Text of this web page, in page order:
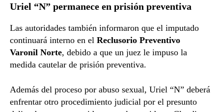
Uriel “N” permanece en prisión preventiva
Las autoridades también informaron que el imputado
continuará interno en el Reclusorio Preventivo
Varonil Norte, debido a que un juez le impuso la
medida cautelar de prisión preventiva.
Además del proceso por abuso sexual, Uriel “N” deberá
enfrentar otro procedimiento judicial por el presunto